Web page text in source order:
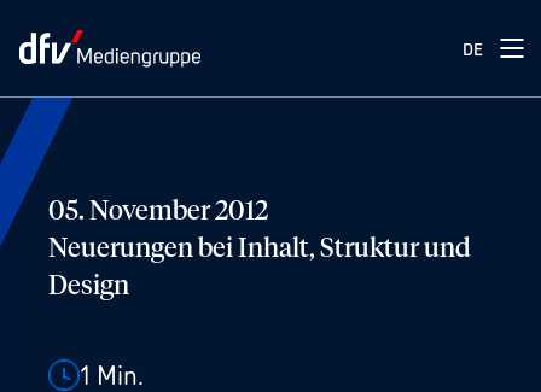
DE
05. November 2012
Neuerungen bei Inhalt, Struktur und
Design
1 Min.